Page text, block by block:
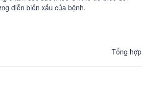
diễn biến xấu của bệnh.
Tổng hợp